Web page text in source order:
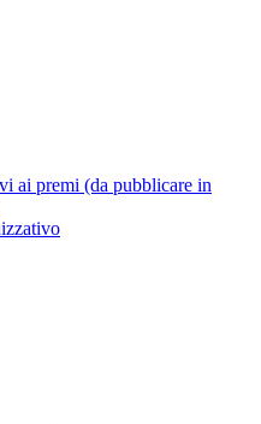
ai premi (da pubblicare in